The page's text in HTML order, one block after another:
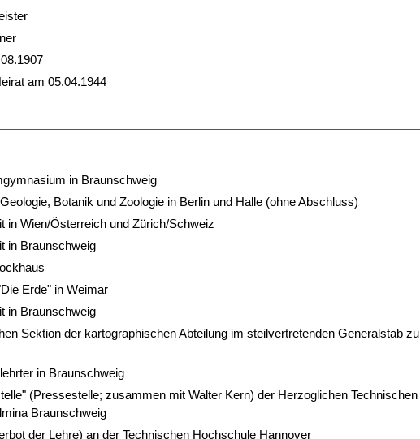
am 05.04.1944
in Braunschweig
Botanik und Zoologie in Berlin und Halle (ohne Abschluss)
in Wien/Österreich und Zürich/Schweiz
in Braunschweig
Erde" in Weimar
in Braunschweig
Sektion der kartographischen Abteilung im steilvertretenden Generalstab zu
in Braunschweig
(Pressestelle; zusammen mit Walter Kern) der Herzoglichen Technischen
Braunschweig
der Lehre) an der Technischen Hochschule Hannover